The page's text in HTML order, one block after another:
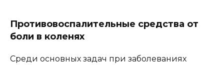
Противовоспалительные средства от
боли в коленях
Среди основных задач при заболеваниях